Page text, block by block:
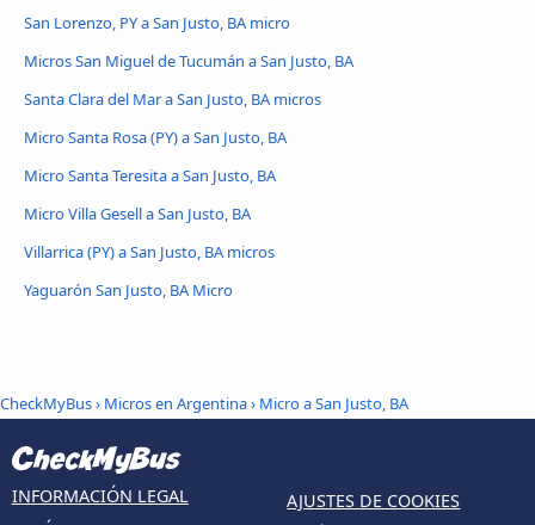
San Lorenzo, PY a San Justo, BA micro
Micros San Miguel de Tucumán a San Justo, BA
Santa Clara del Mar a San Justo, BA micros
Micro Santa Rosa (PY) a San Justo, BA
Micro Santa Teresita a San Justo, BA
Micro Villa Gesell a San Justo, BA
Villarrica (PY) a San Justo, BA micros
Yaguarón San Justo, BA Micro
CheckMyBus› Micros en Argentina› Micro a San Justo, BA
INFORMACIÓN LEGAL
AJUSTES DE COOKIES